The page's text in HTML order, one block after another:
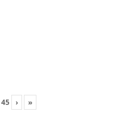
45 › »